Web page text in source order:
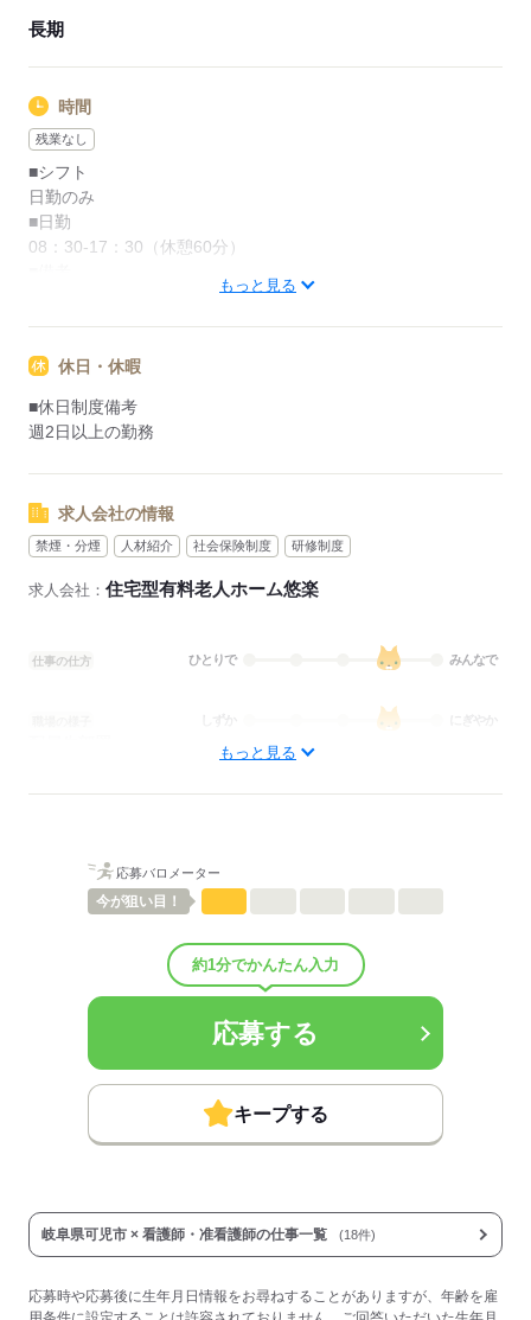
長期
時間
残業なし
■シフト
日勤のみ
■日勤
08：30-17：30（休憩60分）
08：30-17：30で4時間以上の勤務
もっと見る
休日・休暇
■休日制度備考
週2日以上の勤務
求人会社の情報
禁煙・分煙 人材紹介 社会保険制度 研修制度
求人会社： 住宅型有料老人ホーム悠楽
仕事の仕方 ひとりで みんなで
にぎやか
■退職金制度備考：
■受動喫煙防止措置：
応募する
もっと見る
応募バロメーター
今が狙い目！
約1分でかんたん入力
応募する
キープする
岐阜県可児市 × 看護師・准看護師の仕事一覧 (18件)
応募時や応募後に生年月日情報をお尋ねすることがありますが、年齢を雇